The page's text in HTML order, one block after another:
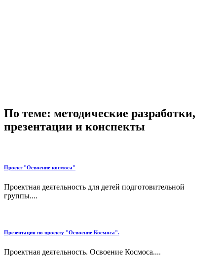
По теме: методические разработки,
презентации и конспекты
Проект "Освоение космоса"
Проектная деятельность для детей подготовительной
группы....
Презентация по проекту "Освоение Космоса".
Проектная деятельность. Освоение Космоса....